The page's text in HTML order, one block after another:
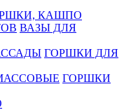
КАШПО
ВАЗЫ ДЛЯ
ГОРШКИ ДЛЯ
ГОРШКИ